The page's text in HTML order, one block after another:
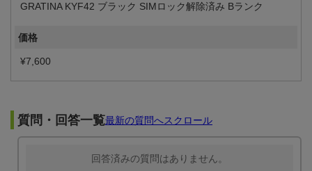
GRATINA KYF42 ブラック SIMロック解除済み Bランク
価格
¥7,600
質問・回答一覧最新の質問へスクロール
回答済みの質問はありません。